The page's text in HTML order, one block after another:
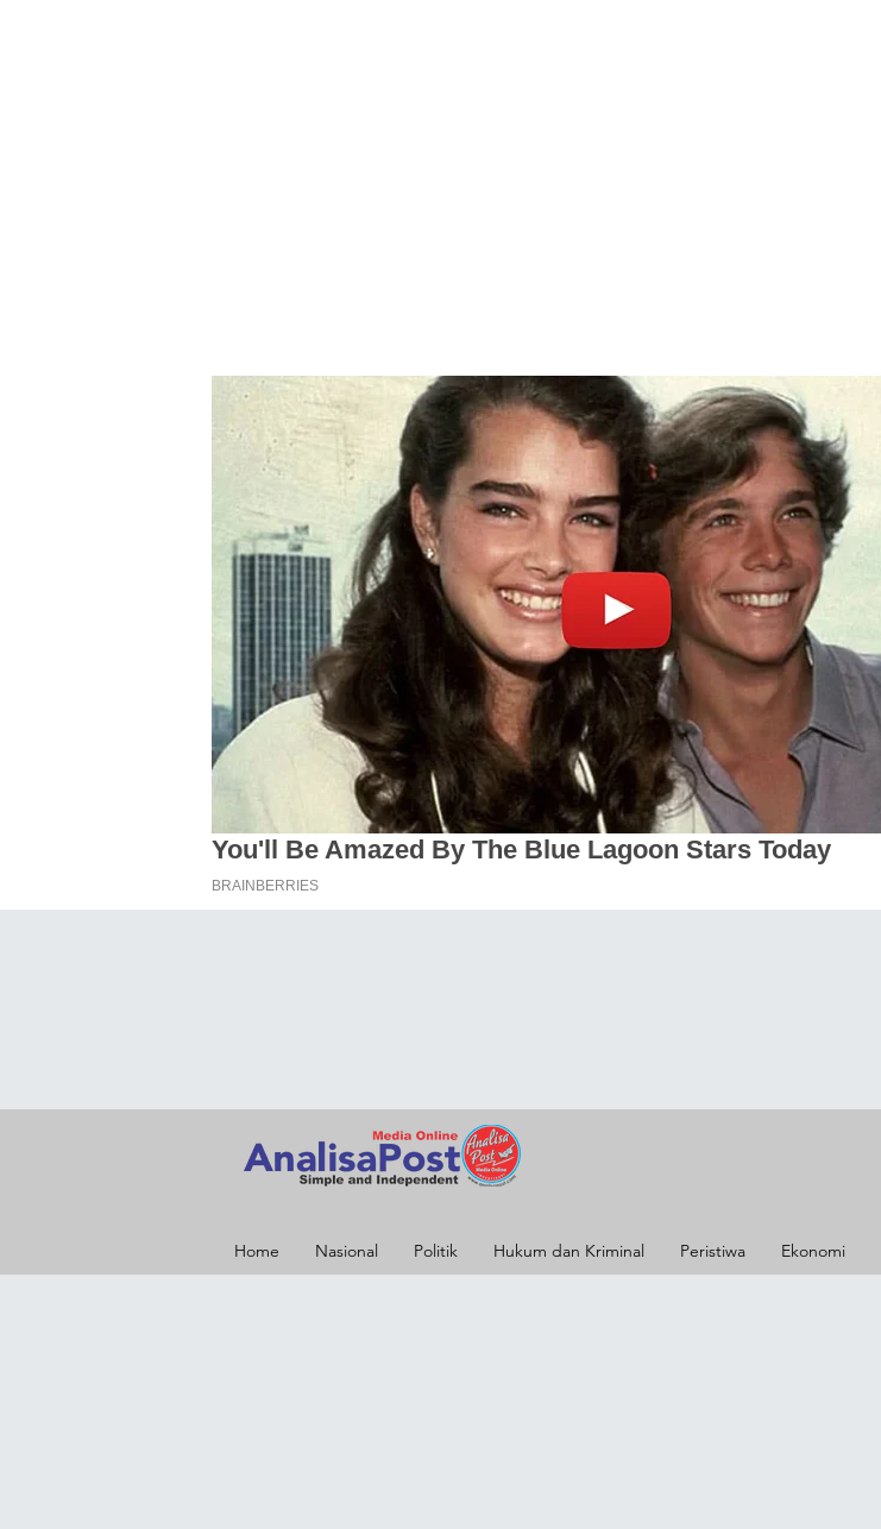
Home Nasional Politik Hukum dan Kriminal Peristiwa Ekonomi